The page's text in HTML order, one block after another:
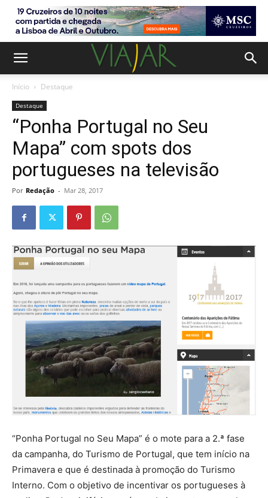
Início Destaque
Destaque
“Ponha Portugal no Seu
Mapa” com spots dos
portugueses na televisão
Por Redação - Mar 28, 2017
“Ponha Portugal no Seu Mapa” é o mote para a 2.ª fase
da campanha, do Turismo de Portugal, que tem início na
Primavera e que é destinada à promoção do Turismo
Interno. Com o objetivo de incentivar os portugueses à